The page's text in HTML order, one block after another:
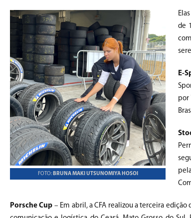
FOTO: BRUNA MAKI UTSUNOMIYA HOSOI
de
E-
por
Porsche Cup – Em abril, a CFA realizou a terceira edição